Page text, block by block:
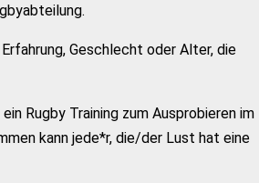
Geschlecht oder Alter, die
Rugby Training zum Ausprobieren im
kann jede*r, die/der Lust hat eine